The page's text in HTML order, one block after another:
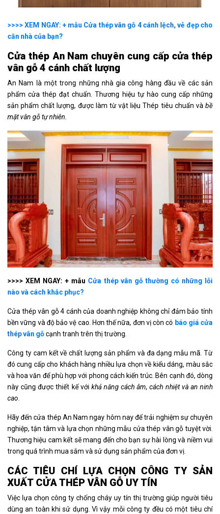
>>>> XEM NGAY: + mẫu Cửa thép vân gỗ 4 cánh lệch, vẻ đẹp cho
căn nhà của bạn?
Cửa thép An Nam chuyên cung cấp cửa thép
vân gỗ 4 cánh chất lượng
An Nam là một trong những nhà gia công hàng đầu về các sản
phẩm cửa thép đạt chuẩn. Thương hiệu tự hào cung cấp những
sản phẩm chất lượng, được làm từ vật liệu Thép tiêu chuẩn và bề
mặt vân gỗ tự nhiên.
>>>> XEM NGAY: + mẫu Cửa thép vân gỗ thường có những lỗi
nào và cách khắc phục?
Cửa thép vân gỗ 4 cánh của doanh nghiệp không chỉ đảm bảo tính
bền vững và độ bảo vệ cao. Hơn thế nữa, đơn vị còn có báo giá cửa
thép vân gỗcạnh tranh trên thị trường.
Công ty cam kết về chất lượng sản phẩm và đa dạng mẫu mã. Từ
đó cung cấp cho khách hàng nhiều lựa chọn về kiểu dáng, màu sắc
và hoa văn để phù hợp với phong cách kiến trúc. Bên cạnh đó, dòng
này cũng được thiết kế với khả năng cách âm,cách nhiệt và an ninh
cao
Hãy đến cửa thép An Nam ngay hôm nay để trải nghiệm sự chuyên
nghiệp, tận tâm và lựa chọn những mẫu cửa thép vân gỗ tuyệt vời.
Thương hiệu cam kết sẽ mang đến cho bạn sự hài lòng và niềm vui
trong quá trình mua sắm và sử dụng sản phẩm của đơn vị.
CÁC TIÊU CHÍ LỰA CHỌN CÔNG TY SẢN
XUẤT CỬA THÉP VÂN GỖ UY TÍN
Việc lựa chọn công ty chống cháy uy tín thị trường giúp người tiêu
dùng an toàn khi sử dụng. Vì vậy mỗi công ty đều có một tiêu chí